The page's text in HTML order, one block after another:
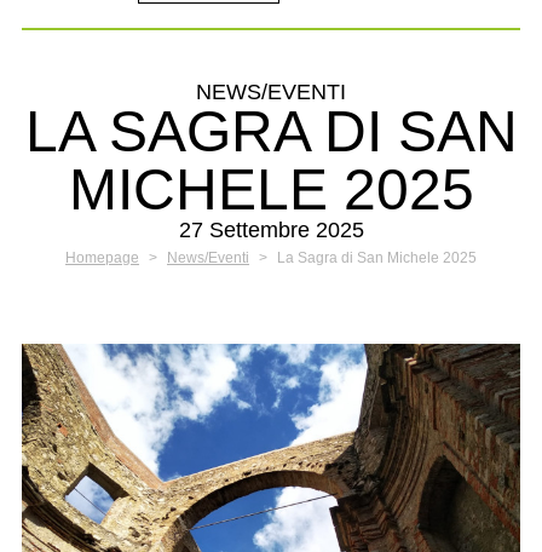
NEWS/EVENTI
LA SAGRA DI SAN
MICHELE 2025
27 Settembre 2025
Homepage > News/Eventi > La Sagra di San Michele 2025